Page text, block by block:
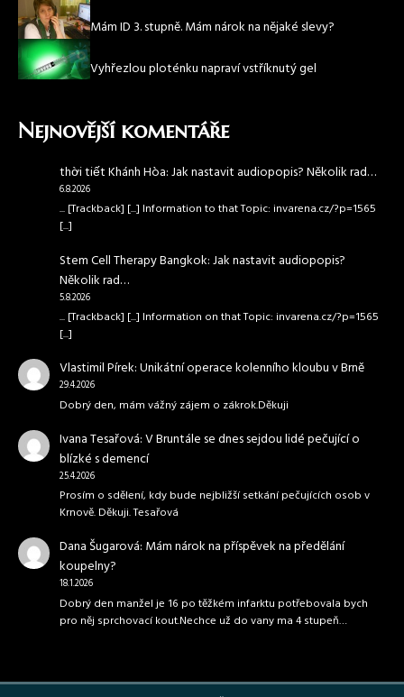
Mám ID 3. stupně. Mám nárok na nějaké slevy?
Vyhřezlou ploténku napraví vstříknutý gel
Nejnovější komentáře
thời tiết Khánh Hòa:Jak nastavit audiopopis? Několik rad…
6.8.2026
... [Trackback] [...] Information to that Topic: invarena.cz/?p=1565
[...]
Stem Cell Therapy Bangkok:Jak nastavit audiopopis?
Několik rad…
5.8.2026
... [Trackback] [...] Information on that Topic: invarena.cz/?p=1565
[...]
Vlastimil Pírek:Unikátní operace kolenního kloubu v Brně
29.4.2026
Dobrý den, mám vážný zájem o zákrok.Děkuji
Ivana Tesařová:V Bruntále se dnes sejdou lidé pečující o
blízké s demencí
25.4.2026
Prosím o sdělení, kdy bude nejbližší setkání pečujících osob v
Krnově. Děkuji. Tesařová
Dana Šugarová: Mám nárok na příspěvek na předělání
koupelny?
18.1.2026
Dobrý den manžel je 16 po těžkém infarktu potřebovala bych
pro něj sprchovací kout.Nechce už do vany ma 4 stupeň…